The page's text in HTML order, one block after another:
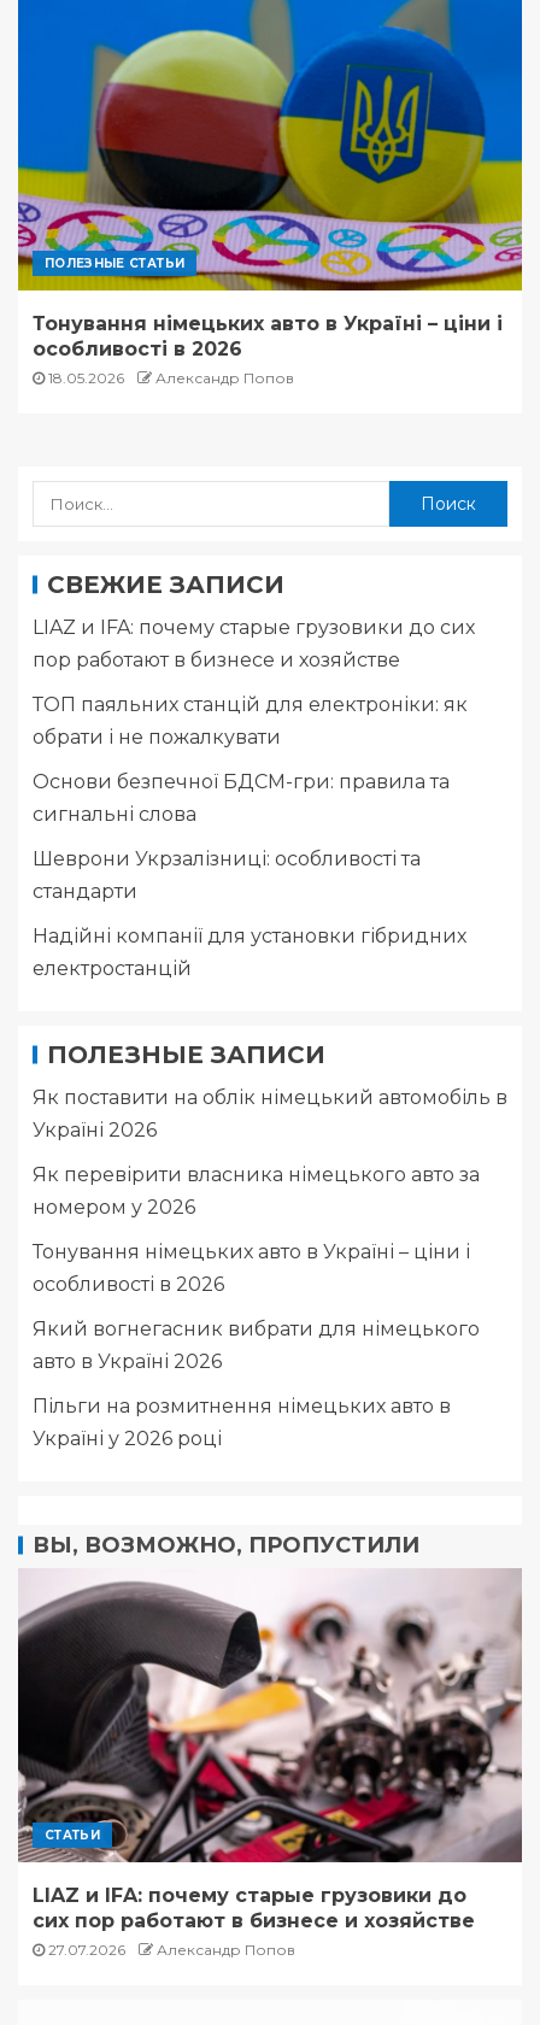
ПОЛЕЗНЫЕ СТАТЬИ
Тонування німецьких авто в Україні – ціни і
особливості в 2026
18.05.2026 Александр Попов
СВЕЖИЕ ЗАПИСИ
LIAZ и IFA: почему старые грузовики до сих
пор работают в бизнесе и хозяйстве
ТОП паяльних станцій для електроніки: як
обрати і не пожалкувати
Основи безпечної БДСМ-гри: правила та
сигнальні слова
Шеврони Укрзалізниці: особливості та
стандарти
Надійні компанії для установки гібридних
електростанцій
ПОЛЕЗНЫЕ ЗАПИСИ
Як поставити на облік німецький автомобіль в
Україні 2026
Як перевірити власника німецького авто за
номером у 2026
Тонування німецьких авто в Україні – ціни і
особливості в 2026
Який вогнегасник вибрати для німецького
авто в Україні 2026
Пільги на розмитнення німецьких авто в
Україні у 2026 році
ВЫ, ВОЗМОЖНО, ПРОПУСТИЛИ
СТАТЬИ
LIAZ и IFA: почему старые грузовики до
сих пор работают в бизнесе и хозяйстве
27.07.2026 Александр Попов